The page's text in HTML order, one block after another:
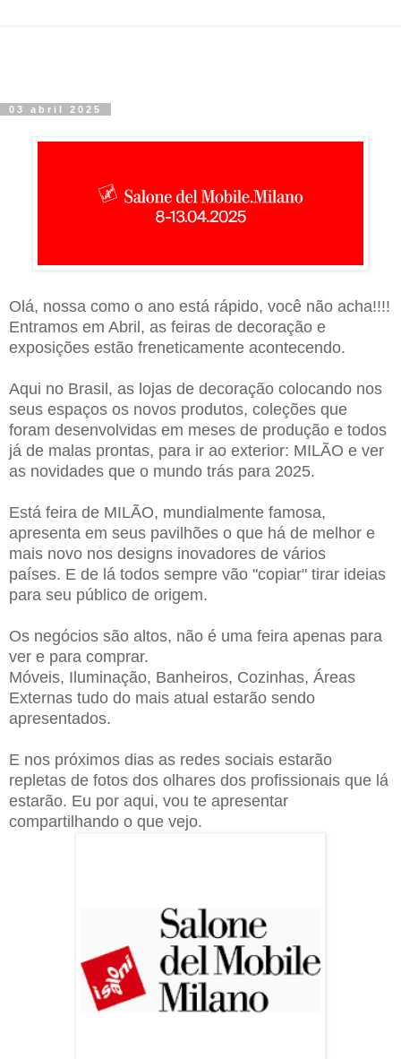
03 abril 2025
Olá, nossa como o ano está rápido, você não acha!!!!
Entramos em Abril, as feiras de decoração e
exposições estão freneticamente acontecendo.
Aqui no Brasil, as lojas de decoração colocando nos
seus espaços os novos produtos, coleções que
foram desenvolvidas em meses de produção e todos
já de malas prontas, para ir ao exterior: MILÃO e ver
as novidades que o mundo trás para 2025.
Está feira de MILÃO, mundialmente famosa,
apresenta em seus pavilhões o que há de melhor e
mais novo nos designs inovadores de vários
países. E de lá todos sempre vão "copiar" tirar ideias
para seu público de origem.
Os negócios são altos, não é uma feira apenas para
ver e para comprar.
Móveis, Iluminação, Banheiros, Cozinhas, Áreas
Externas tudo do mais atual estarão sendo
apresentados.
E nos próximos dias as redes sociais estarão
repletas de fotos dos olhares dos profissionais que lá
estarão. Eu por aqui, vou te apresentar
compartilhando o que vejo.